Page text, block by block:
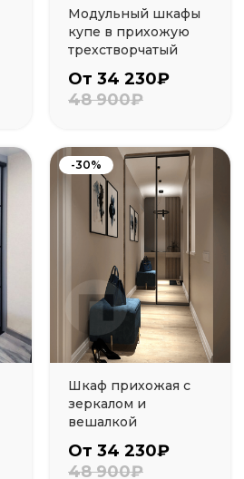
Модульный шкафы
купе в прихожую
трехстворчатый
От 34 230₽
48 900₽
-30%
Шкаф прихожая с
зеркалом и
вешалкой
От 34 230₽
48 900₽